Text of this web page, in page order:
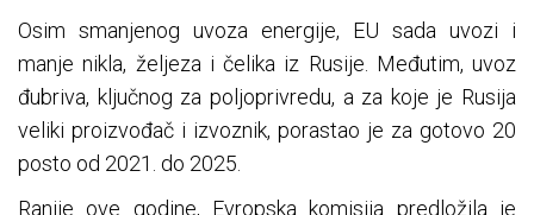
Osim smanjenog uvoza energije, EU sada uvozi i
manje nikla, željeza i čelika iz Rusije. Međutim, uvoz
đubriva, ključnog za poljoprivredu, a za koje je Rusija
veliki proizvođač i izvoznik, porastao je za gotovo 20
posto od 2021. do 2025.
Ranije ove godine, Evropska komisija predložila je